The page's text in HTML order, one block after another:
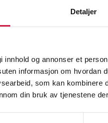
Detaljer
og annonser et
informasjon om hvordan
som kan kombinere
din bruk av tjenestene
helse
forhold
ved behov